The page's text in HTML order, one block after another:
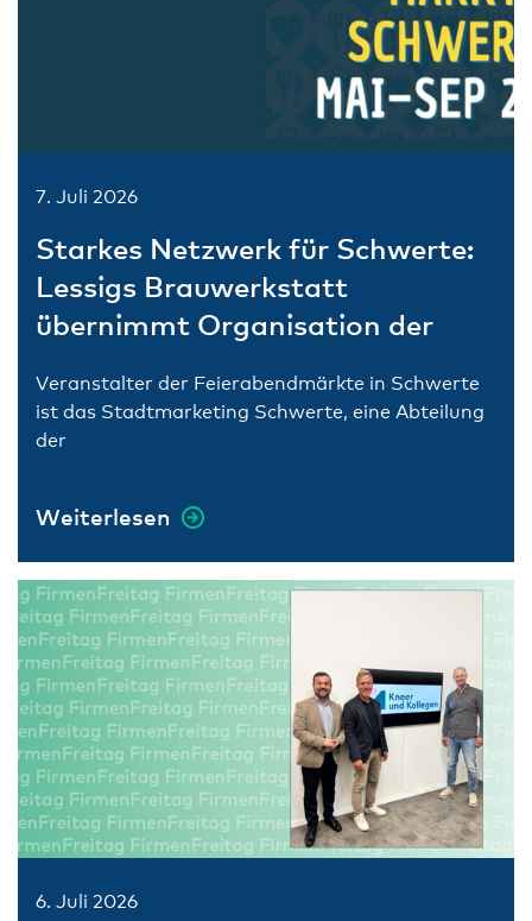
7. Juli 2026
Starkes Netzwerk für Schwerte:
Lessigs Brauwerkstatt
übernimmt Organisation der
Veranstalter der Feierabendmärkte in Schwerte
ist das Stadtmarketing Schwerte, eine Abteilung
der
Weiterlesen
6. Juli 2026